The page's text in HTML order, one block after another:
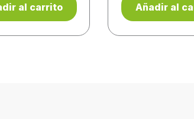
al carrito Añadir al